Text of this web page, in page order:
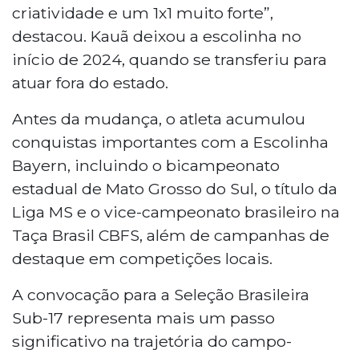
criatividade e um 1x1 muito forte”,
destacou. Kauã deixou a escolinha no
início de 2024, quando se transferiu para
atuar fora do estado.
Antes da mudança, o atleta acumulou
conquistas importantes com a Escolinha
Bayern, incluindo o bicampeonato
estadual de Mato Grosso do Sul, o título da
Liga MS e o vice-campeonato brasileiro na
Taça Brasil CBFS, além de campanhas de
destaque em competições locais.
A convocação para a Seleção Brasileira
Sub-17 representa mais um passo
significativo na trajetória do campo-